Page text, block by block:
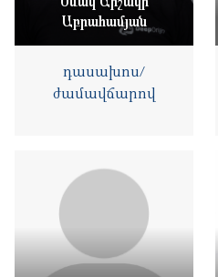
Աբրահամյան
դասախոս/
ժամավճարով